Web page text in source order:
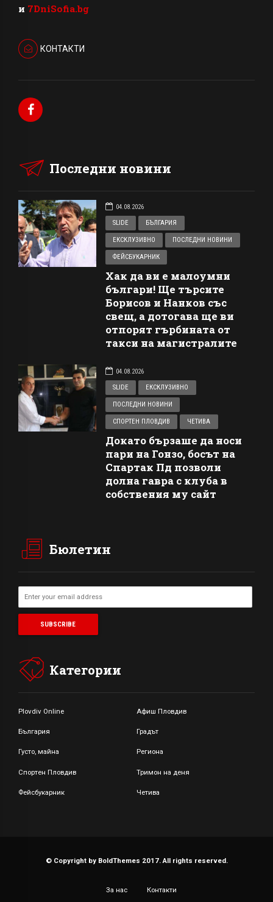
и 7DniSofia.bg
КОНТАКТИ
Последни новини
04.08.2026
SLIDE
БЪЛГАРИЯ
ЕКСКЛУЗИВНО ПОСЛЕДНИ НОВИНИ
ФЕЙСБУКАРНИК
Хак да ви е малоумни
българи! Ще търсите
Борисов и Нанков със
свещ, а дотогава ще ви
отпорят гърбината от
такси на магистралите
04.08.2026
SLIDE
ЕКСКЛУЗИВНО
ПОСЛЕДНИ НОВИНИ
СПОРТЕН ПЛОВДИВ ЧЕТИВА
Докато бързаше да носи
пари на Гонзо, босът на
Спартак Пд позволи
долна гавра с клуба в
собствения му сайт
Бюлетин
Категории
Plovdiv Online Афиш Пловдив
България Градът
Густо, майна Региона
Спортен Пловдив Тримон на деня
Фейсбукарник Четива
© Copyright by BoldThemes 2017. All rights reserved.
За нас Контакти